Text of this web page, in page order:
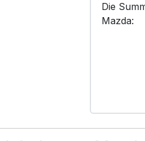
Die
Mazda: